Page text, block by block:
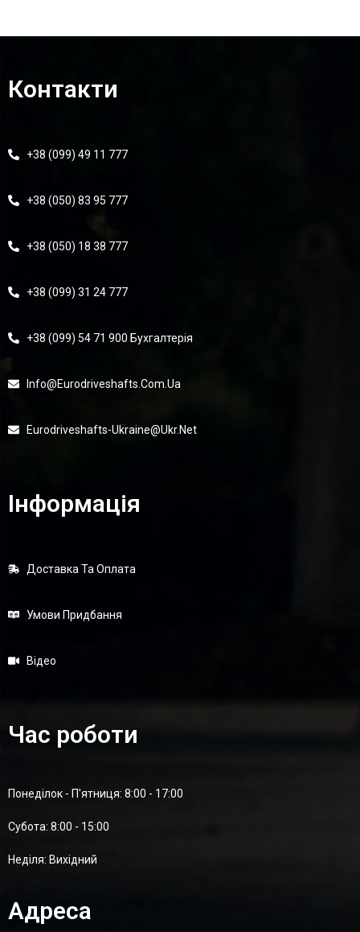
Контакти
+38 (099) 49 11 777
+38 (050) 83 95 777
+38 (050) 18 38 777
+38 (099) 31 24 777
+38 (099) 54 71 900 Бухгалтерія
Info@eurodriveshafts.com.ua
Eurodriveshafts-Ukraine@ukr.net
Інформація
Доставка Та Оплата
Умови Придбання
Відео
Час роботи
Понеділок - П'ятниця: 8:00 - 17:00
Суботa: 8:00 - 15:00
Неділя: Вихідний
Адреса